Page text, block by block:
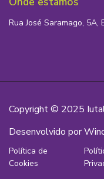
Rua José Saramago,
Copyright © 2025
Desenvolvido por
Política de
Cookies